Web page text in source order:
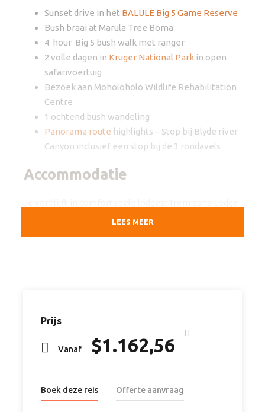
Prijs
Vanaf $1.162,56
Boek deze reis Offerte aanvraag
Sunset drive in het BALULE Big 5 Game Reserve
Bush braai at Marula Tree Boma
4 hour Big 5 bush walk met ranger
2 volle dagen in Kruger National Park in open
safarivoertuig
Bezoek aan Moholoholo Wildlife Rehabilitation
Centre
1 ochtend bush wandeling
Panorama route highlights – Stop bij Blyde river
Canyon inclusief een stop bij de 3 rondavels
Accommodatie
en Marc’s Tree Houses
Vertrektijd
Je wordt op de dag van vertrek rond 08:30 uur
opgehaald bij je hotel in Johannesburg of
LEES MEER